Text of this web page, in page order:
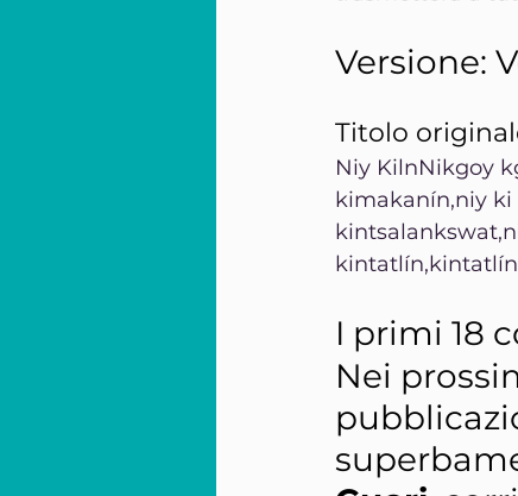
Versione:
Titolo
Niy KilnNikgoy
kimakanín,niy
I primi 18
Nei